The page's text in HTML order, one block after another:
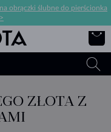
obrączki ślubne do pierścionka
ZŁOTA Z